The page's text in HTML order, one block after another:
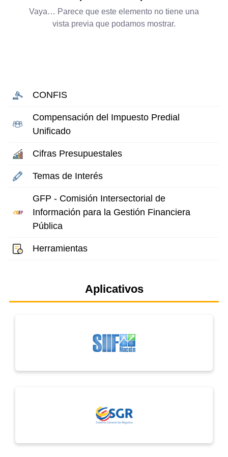
Vaya… Parece que este elemento no tiene una
vista previa que podamos mostrar.
CONFIS
Compensación del Impuesto Predial
Unificado
Cifras Presupuestales
Temas de Interés
GFP - Comisión Intersectorial de
Información para la Gestión Financiera
Pública
Herramientas
Aplicativos